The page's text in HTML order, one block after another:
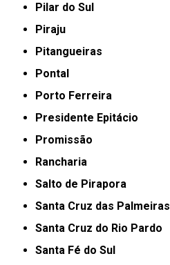
Pilar do Sul
Piraju
Pitangueiras
Pontal
Porto Ferreira
Presidente Epitácio
Promissão
Rancharia
Salto de Pirapora
Santa Cruz das Palmeiras
Santa Cruz do Rio Pardo
Santa Fé do Sul